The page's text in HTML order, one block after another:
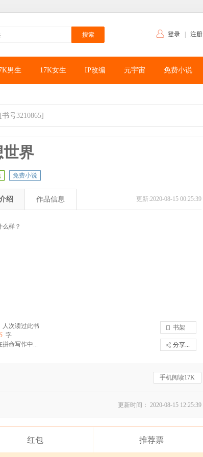
登录 注册
男生 17K女生 IP改编 元宇宙 免费小说
[书号3210865]
世界
免费小说
更新:2020-08-15 00:25:39
绍 作品信息
么样？
书架
分享...
人次读过此书
字
拼命写作中...
手机阅读17K
更新时间： 2020-08-15 12:25:39
红包 推荐票